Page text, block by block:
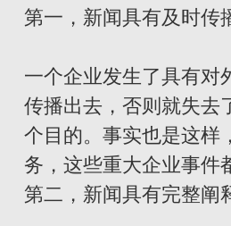
第一，新闻具有及时传
一个企业发生了具有对
传播出去，否则就失去
个目的。事实也是这样
务，这些重大企业事件
第二，新闻具有完整阐